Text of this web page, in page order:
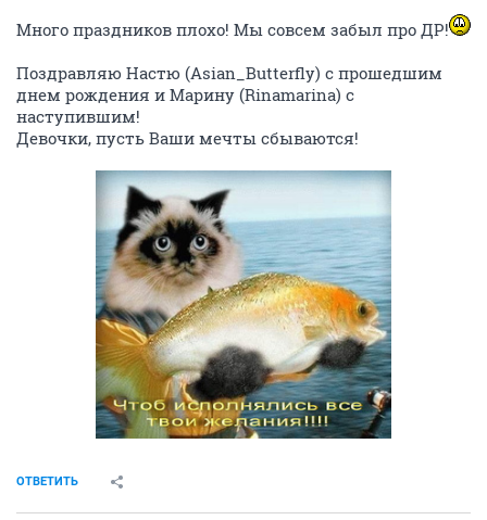
Много праздников плохо! Мы совсем забыл про ДР!
Поздравляю Настю (Asian_Butterfly) с прошедшим
днем рождения и Марину (Rinamarina) с
наступившим!
Девочки, пусть Ваши мечты сбываются!
ОТВЕТИТЬ